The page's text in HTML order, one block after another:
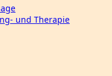
und Therapie